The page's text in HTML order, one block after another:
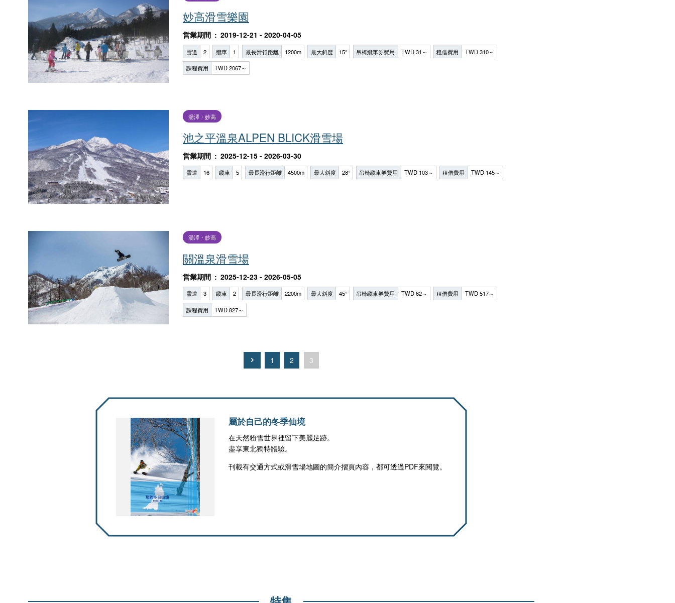
妙高滑雪樂園
営業期間 2019-12-21 - 2020-04-05
雪道 2 纜車 1 最長滑行距離 1200m 最大斜度 15° 吊椅纜車券費用 TWD 31～ 租借費用 TWD 310～
課程費用 TWD 2067～
池之平溫泉ALPEN BLICK滑雪場
湯澤・妙高
営業期間 2025-12-15 - 2026-03-30
雪道 16 纜車 5 最長滑行距離 4500m 最大斜度 28° 吊椅纜車券費用 TWD 103～ 租借費用 TWD 145～
關溫泉滑雪場
湯澤・妙高
営業期間 2025-12-23 - 2026-05-05
雪道 3 纜車 2 最長滑行距離 2200m 最大斜度 45° 吊椅纜車券費用 TWD 62～ 租借費用 TWD 517～
課程費用 TWD 827～
1 2 3
屬於自己的冬季仙境
在天然粉雪世界裡留下美麗足跡。
盡享東北獨特體驗。
刊載有交通方式或滑雪場地圖的簡介摺頁內容，都可透過PDF來閱覽。